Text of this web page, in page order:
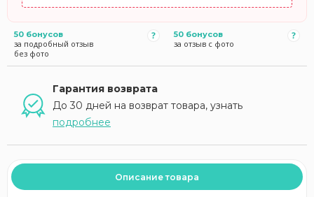
50 бонусов
за подробный отзыв
без фото
50 бонусов
за отзыв с фото
Гарантия возврата
До 30 дней на возврат товара, узнать
подробнее
Описание товара